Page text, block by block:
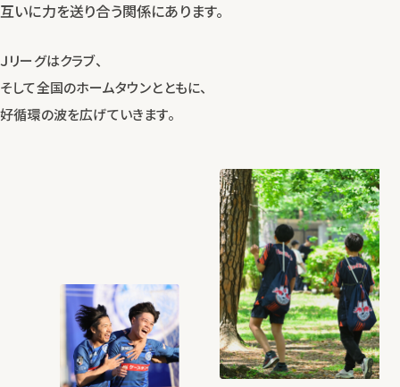
互いに力を送り合う関係にあります。
Ｊリーグはクラブ、
そして全国のホームタウンとともに、
好循環の波を広げていきます。